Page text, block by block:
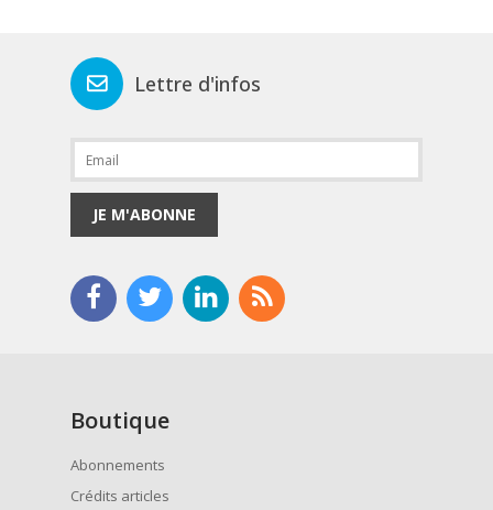
Lettre d'infos
JE M'ABONNE
Boutique
Abonnements
Crédits articles